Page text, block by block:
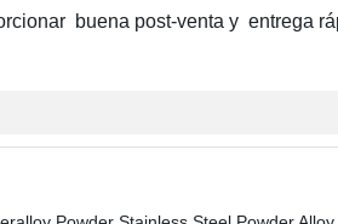
buena post-venta y entrega